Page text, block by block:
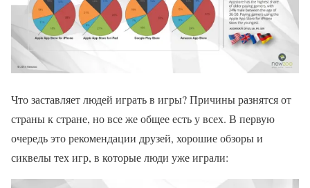
Что заставляет людей играть в игры? Причины разнятся от
страны к стране, но все же общее есть у всех. В первую
очередь это рекомендации друзей, хорошие обзоры и
сиквелы тех игр, в которые люди уже играли: